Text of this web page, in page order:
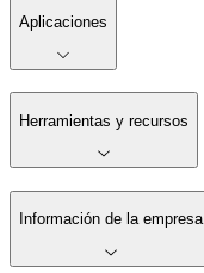
Aplicaciones
Herramientas y recursos
Información de la empresa